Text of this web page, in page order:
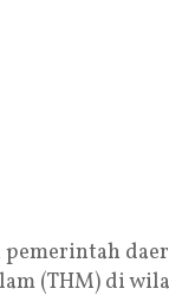
(THM) di